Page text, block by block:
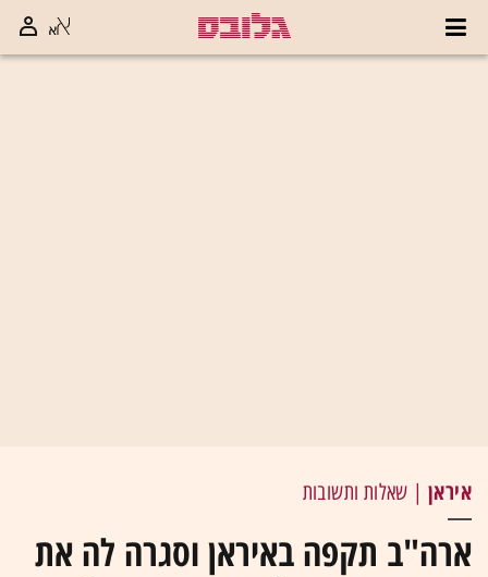
איראן | שאלות ותשובות
ארה"ב תקפה באיראן וסגרה לה את